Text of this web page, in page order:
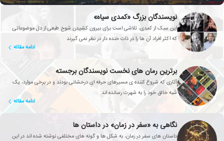
نویسندگان بزرگ «کمدی سیاه»
این سبک از کمدی، تلاشی است برای بیرون کشیدن شوخ طبعی از دل موضوعاتی
که اکثر افراد آن ها را در ذات خنده دار در نظر نمی گیرند
ادامه مقاله
برترین رمان های نخست نویسندگان برجسته
آثاری که شروع کننده ی مسیرهای حرفه ایِ درخشانی بودند و در برخی موارد، یک
شَبه خالق خود را به شهرت رسانده اند.
ادامه مقاله
نگاهی به «سفر در زمان» در داستان ها
داستان های سفر در زمان، به شکل ها و گونه های مختلفی نوشته شده اند در این